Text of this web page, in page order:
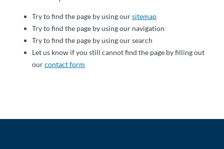
Try to find the page by using oursitemap
Try to find the page by using our navigation
Try to find the page by using our search
Let us know if you still cannot find the page by filling out
ourcontact form
Tolomatic
Kontakt
zu einem